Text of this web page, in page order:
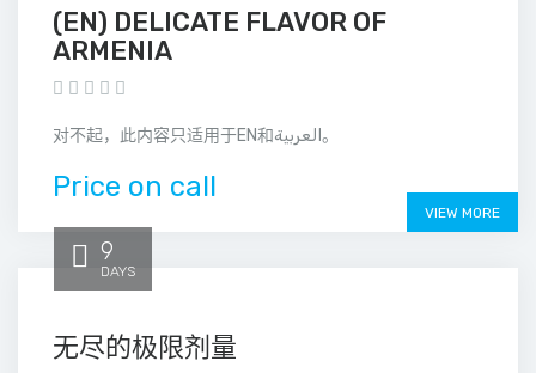
(EN) DELICATE FLAVOR OF
ARMENIA
对不起，此内容只适用于EN和العربية。
Price on call
VIEW MORE
9
DAYS
无尽的极限剂量